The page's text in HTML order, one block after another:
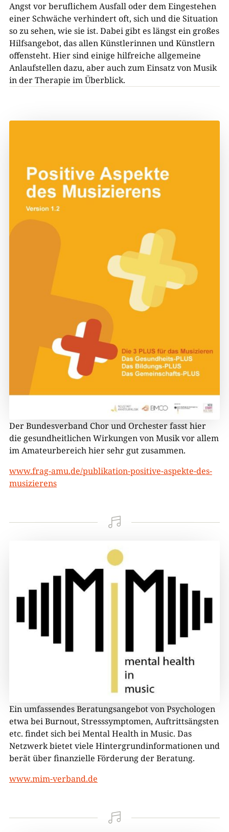
Angst vor beruflichem Ausfall oder dem Eingestehen
einer Schwäche verhindert oft, sich und die Situation
so zu sehen, wie sie ist. Dabei gibt es längst ein großes
Hilfsangebot, das allen Künstlerinnen und Künstlern
offensteht. Hier sind einige hilfreiche allgemeine
Anlaufstellen dazu, aber auch zum Einsatz von Musik
in der Therapie im Überblick.
Der Bundesverband Chor und Orchester fasst hier
die gesundheitlichen Wirkungen von Musik vor allem
im Amateurbereich hier sehr gut zusammen.
www.frag-amu.de/publikation-positive-aspekte-des-
musizierens

Ein umfassendes Beratungsangebot von Psychologen
etwa bei Burnout, Stresssymptomen, Auftrittsängsten
etc. findet sich bei Mental Health in Music. Das
Netzwerk bietet viele Hintergrundinformationen und
berät über finanzielle Förderung der Beratung.
www.mim-verband.de
